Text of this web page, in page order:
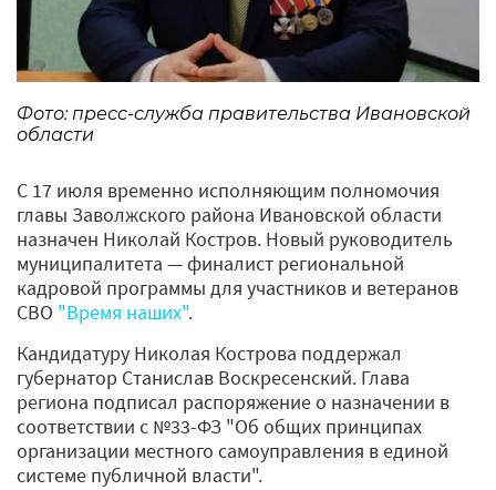
Фото: пресс-служба правительства Ивановской
области
С 17 июля временно исполняющим полномочия
главы Заволжского района Ивановской области
назначен Николай Костров. Новый руководитель
муниципалитета — финалист региональной
кадровой программы для участников и ветеранов
СВО "Время наших".
Кандидатуру Николая Кострова поддержал
губернатор Станислав Воскресенский. Глава
региона подписал распоряжение о назначении в
соответствии с №33-ФЗ "Об общих принципах
организации местного самоуправления в единой
системе публичной власти".